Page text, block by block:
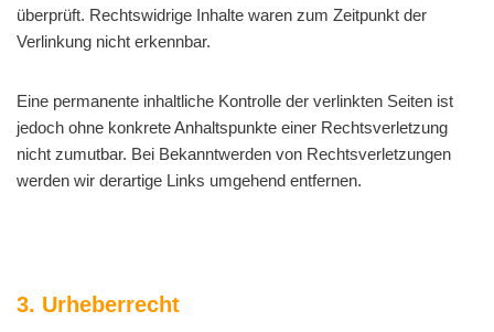
überprüft. Rechtswidrige Inhalte waren zum Zeitpunkt der
Verlinkung nicht erkennbar.
Eine permanente inhaltliche Kontrolle der verlinkten Seiten ist
jedoch ohne konkrete Anhaltspunkte einer Rechtsverletzung
nicht zumutbar. Bei Bekanntwerden von Rechtsverletzungen
werden wir derartige Links umgehend entfernen.
3. Urheberrecht